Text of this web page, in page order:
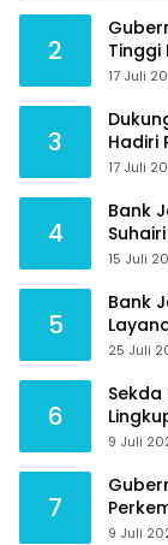
2
Tinggi
dan
17 Juli
3
Hadiri
17 Juli
4
Bank
Jambi
15 Juli
5
Bank
ATM
25 Juli
6
Sekda
9 Juli
7
9 Juli